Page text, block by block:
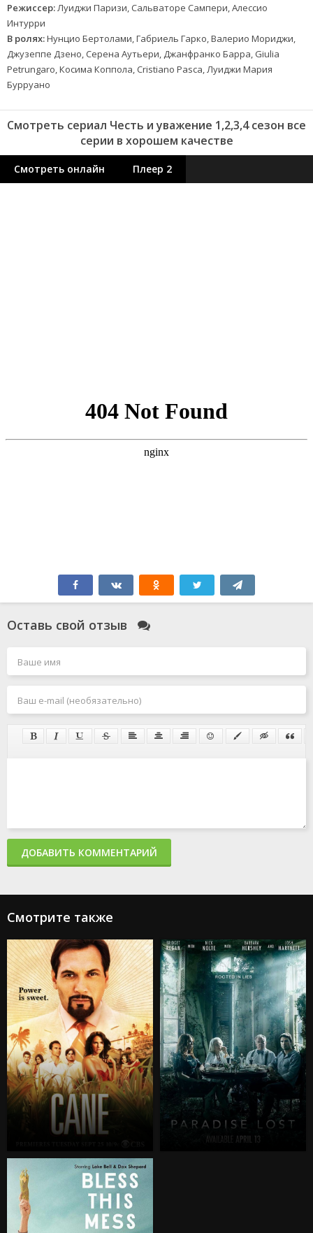
Режиссер:Луиджи Паризи, Сальваторе Сампери, Алессио
Интурри
В ролях:Нунцио Бертолами, Габриель Гарко, Валерио Мориджи,
Джузеппе Дзено, Серена Аутьери, Джанфранко Барра, Giulia
Petrungaro, Косима Коппола, Cristiano Pasca, Луиджи Мария
Бурруано
Смотреть сериал Честь и уважение 1,2,3,4 сезон все
серии в хорошем качестве
Смотреть онлайн Плеер 2
Оставь свой отзыв
ДОБАВИТЬ КОММЕНТАРИЙ
Смотрите также